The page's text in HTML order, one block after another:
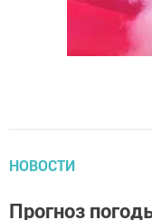
НОВОСТИ
Прогноз